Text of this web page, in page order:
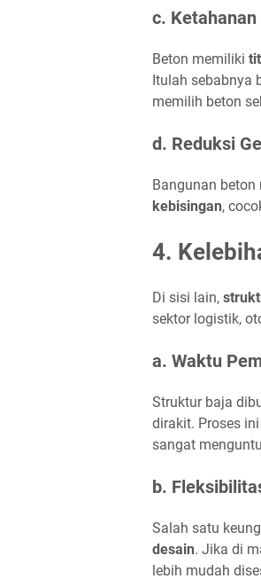
c.
Beton memiliki
Itulah sebabnya
memilih beton
d. Reduksi
Bangunan
kebisingan,
4.
Di sisi lain,
sektor logistik,
a. Waktu
Struktur baja
dirakit. Proses
sangat
b.
Salah satu
desain. Jika di
lebih mudah